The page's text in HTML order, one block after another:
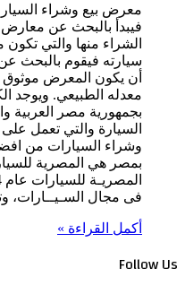
معرض بيع وشراء
فيبدأ بالبحث عن معارض
الشراء منها والتي
سيارته فيقوم بالبحث
أن يكون المعرض موثوق
معدله الطبيعي. ويوجد
بجمهورية مصر العربية
السيارة والتي تعمل
وشراء السيارات من
بمصر هي المصرية
فى مجال السـيــارات،
أكمل القراءة »
Follow Us